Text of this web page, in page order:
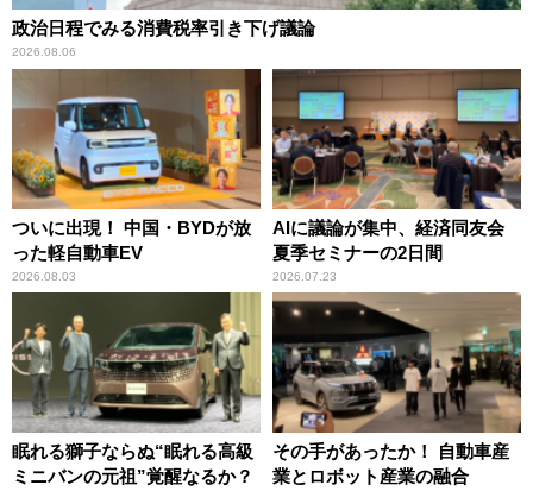
政治日程でみる消費税率引き下げ議論
2026.08.06
ついに出現！ 中国・BYDが放
った軽自動車EV
2026.08.03
AIに議論が集中、経済同友会
夏季セミナーの2日間
2026.07.23
眠れる獅子ならぬ“眠れる高級
ミニバンの元祖”覚醒なるか？
その手があったか！ 自動車産
業とロボット産業の融合